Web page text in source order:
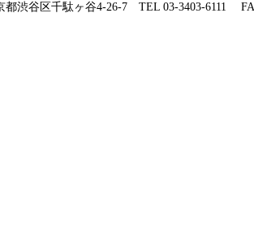
都渋谷区千駄ヶ谷4-26-7 TEL 03-3403-6111